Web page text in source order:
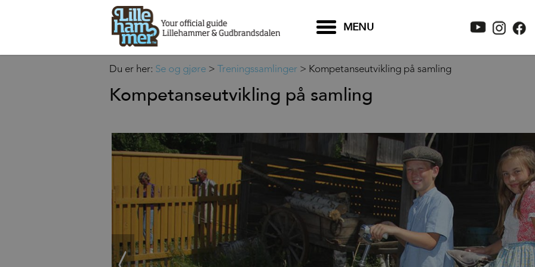
MENU
Du er her: Se og gjøre > Treningssamlinger > Kompetanseutvikling på samling
Kompetanseutvikling på samling